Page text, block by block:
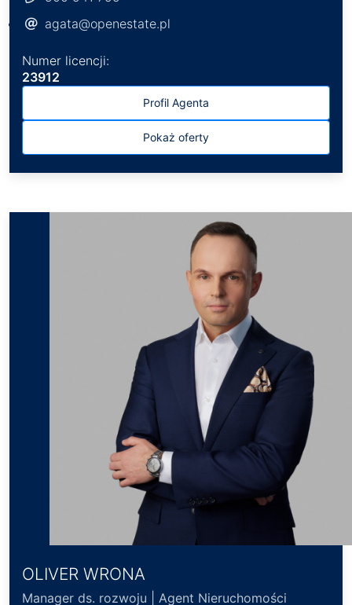
agata@openestate.pl
Numer licencji:
23912
Profil Agenta
Pokaż oferty
OLIVER WRONA
Manager ds. rozwoju | Agent Nieruchomości